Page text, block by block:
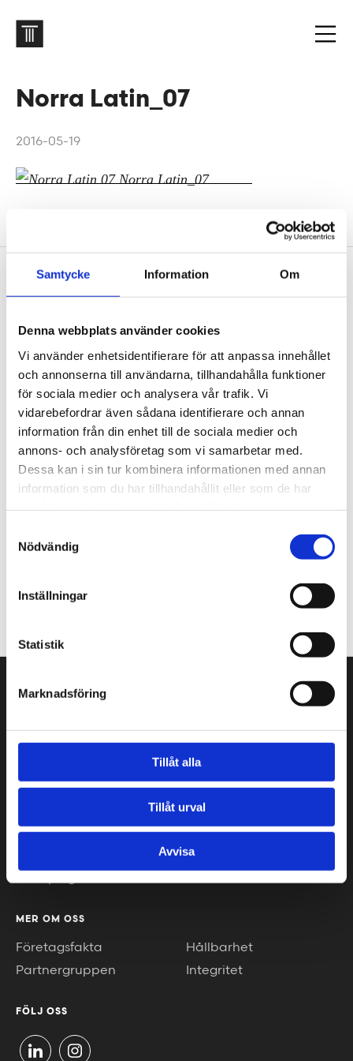
Samtycke Information Om
Denna webbplats använder cookies
Vi använder enhetsidentifierare för att anpassa innehållet
och annonserna till användarna, tillhandahålla funktioner
för sociala medier och analysera vår trafik. Vi
vidarebefordrar även sådana identifierare och annan
information från din enhet till de sociala medier och
annons- och analysföretag som vi samarbetar med.
Dessa kan i sin tur kombinera informationen med annan
information som du har tillhandahållit eller som de har
Nödvändig
Inställningar
Statistik
Marknadsföring
Tillåt alla
Tillåt urval
Avvisa
Norra Latin_07
2016-05-19
Sidfot
Vår historia
1906 tog oss dit vi är idag. Varsågod att förkovra.
Jobba hos oss
På Tengbom letar vi alltid efter människor som vill
flytta gränser med oss. Hör av dig!
Nyhetsbrev
Press
VÅRA KONTOR
Göteborg
Helsingborg
Kalmar
Växjö
Piteå
Luleå
Umeå
Helsingfors
Gotland
MER OM OSS
Företagsfakta
Partnergruppen
Hållbarhet
Integritet
FÖLJ OSS